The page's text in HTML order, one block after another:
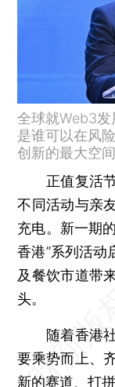
全球就Web3
是谁可以在风
创新的最大空
正值复活节
不同活动与亲
充电。新一期
香港”系列活动
及餐饮市道带
头。
随着香港社
要乘势而上、
新的赛道、打